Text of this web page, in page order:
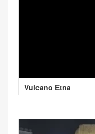
Vulcano Etna